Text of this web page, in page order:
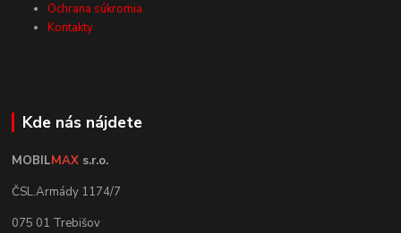
Ochrana súkromia
Kontakty
Kde nás nájdete
MOBILMAX s.r.o.
ČSL.Armády 1174/7
075 01 Trebišov